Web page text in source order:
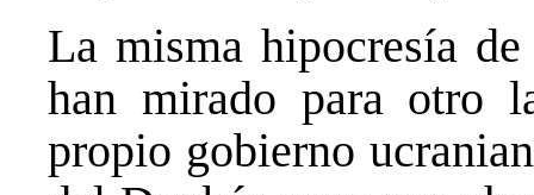
La misma hipocresía
han mirado para otro
propio gobierno